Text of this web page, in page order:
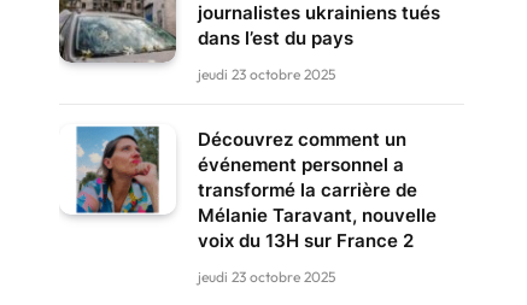
journalistes ukrainiens tués
dans l’est du pays
jeudi 23 octobre 2025
Découvrez comment un
événement personnel a
transformé la carrière de
Mélanie Taravant, nouvelle
voix du 13H sur France 2
jeudi 23 octobre 2025